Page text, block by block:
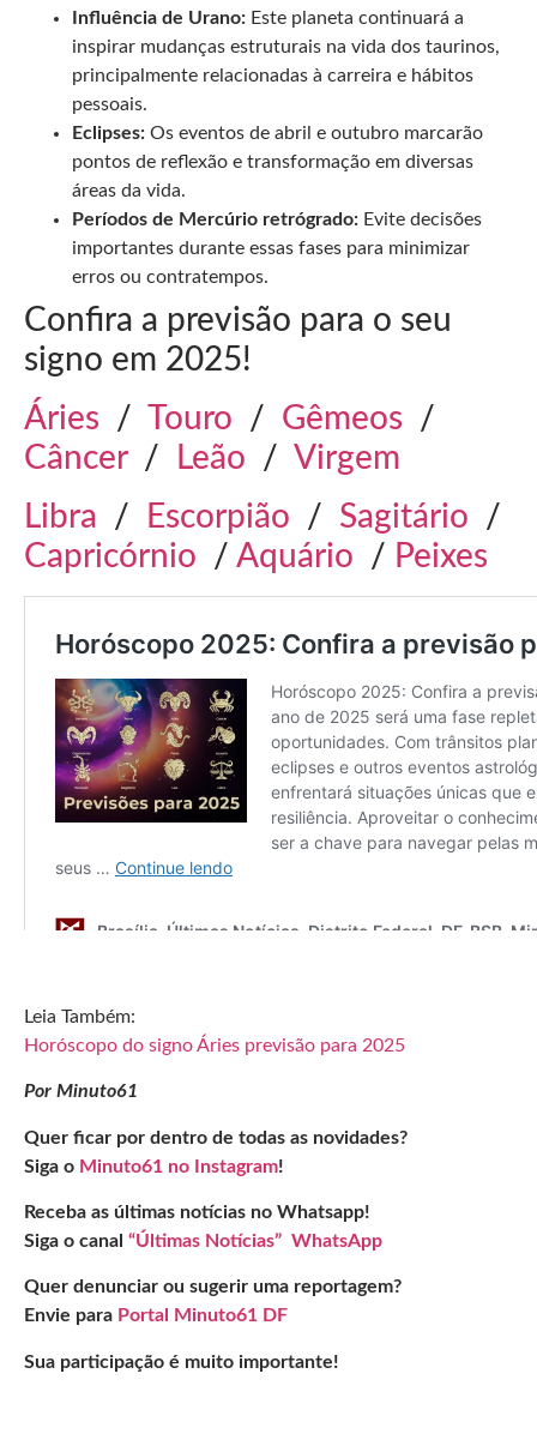
Influência de Urano: Este planeta continuará a
inspirar mudanças estruturais na vida dos taurinos,
principalmente relacionadas à carreira e hábitos
pessoais.
Eclipses: Os eventos de abril e outubro marcarão
pontos de reflexão e transformação em diversas
áreas da vida.
Períodos de Mercúrio retrógrado: Evite decisões
importantes durante essas fases para minimizar
erros ou contratempos.
Confira a previsão para o seu
signo em 2025!
Áries / Touro / Gêmeos /
Câncer/ Leão / Virgem
Libra / Escorpião / Sagitário /
Capricórnio / Aquário / Peixes
Leia Também:
Horóscopo do signo Áries previsão para 2025
Por Minuto61
Quer ficar por dentro de todas as novidades?
Siga o Minuto61 no Instagram!
Receba as últimas notícias no Whatsapp!
Siga o canal “Últimas Notícias” WhatsApp
Quer denunciar ou sugerir uma reportagem?
Envie para Portal Minuto61 DF
Sua participação é muito importante!